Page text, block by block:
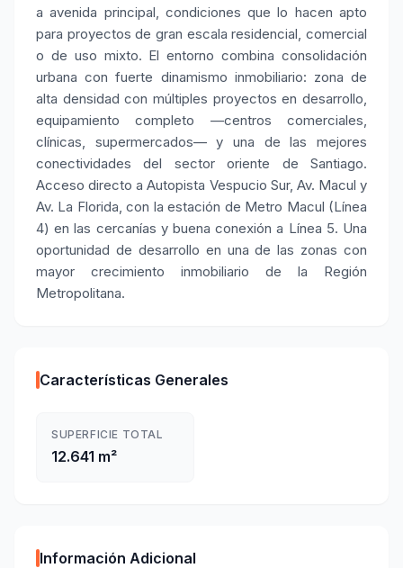
a avenida principal, condiciones que lo hacen apto
para proyectos de gran escala residencial, comercial
o de uso mixto. El entorno combina consolidación
urbana con fuerte dinamismo inmobiliario: zona de
alta densidad con múltiples proyectos en desarrollo,
equipamiento completo —centros comerciales,
clínicas, supermercados— y una de las mejores
conectividades del sector oriente de Santiago.
Acceso directo a Autopista Vespucio Sur, Av. Macul y
Av. La Florida, con la estación de Metro Macul (Línea
4) en las cercanías y buena conexión a Línea 5. Una
oportunidad de desarrollo en una de las zonas con
mayor crecimiento inmobiliario de la Región
Metropolitana.
Características Generales
SUPERFICIE TOTAL
12.641 m²
Información Adicional